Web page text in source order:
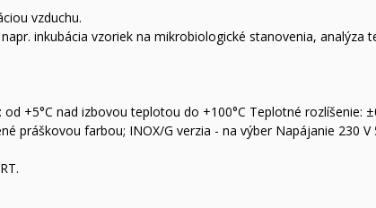
vzduchu.
inkubácia vzoriek na mikrobiologické stanovenia,
+5°C nad izbovou teplotou do +100°C Teplotné
práškovou farbou; INOX/G verzia - na výber Napájanie 230 V